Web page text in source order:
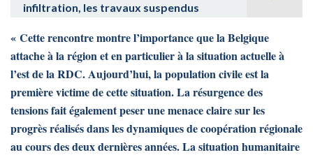
infiltration, les travaux suspendus
« Cette rencontre montre l’importance que la Belgique
attache à la région et en particulier à la situation actuelle à
l’est de la RDC. Aujourd’hui, la population civile est la
première victime de cette situation. La résurgence des
tensions fait également peser une menace claire sur les
progrès réalisés dans les dynamiques de coopération régionale
au cours des deux dernières années. La situation humanitaire